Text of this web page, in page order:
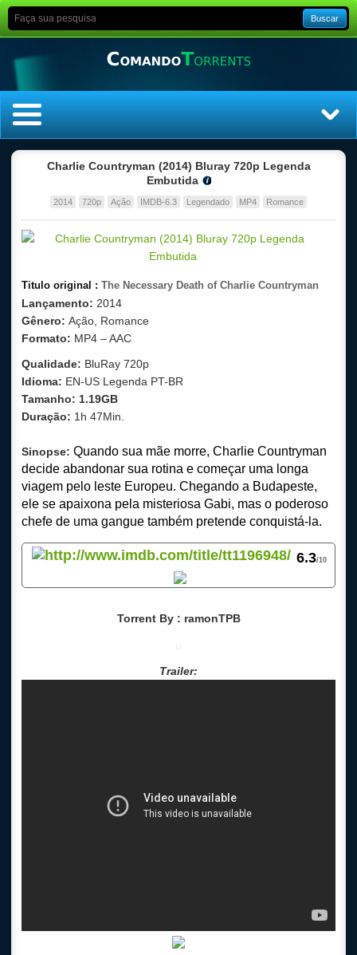
Buscar
Top Séries
Charlie Countryman (2014) Bluray 720p Legenda
Embutida
2014 720p Ação IMDB-6.3 Legendado MP4 Romance
Titulo original : The Necessary Death of Charlie Countryman
Lançamento: 2014
Gênero: Ação, Romance
Formato: MP4 – AAC
Qualidade: BluRay 720p
Idioma: EN-US Legenda PT-BR
Tamanho: 1.19GB
Duração: 1h 47Min.
Sinopse: Quando sua mãe morre, Charlie Countryman
decide abandonar sua rotina e começar uma longa
viagem pelo leste Europeu. Chegando a Budapeste,
ele se apaixona pela misteriosa Gabi, mas o poderoso
chefe de uma gangue também pretende conquistá-la.
6.3/10
Torrent By : ramonTPB
Trailer: